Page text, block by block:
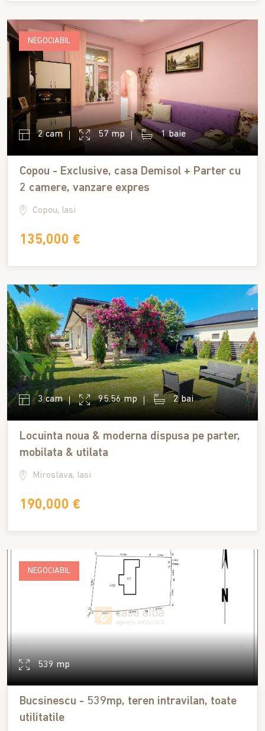
NEGOCIABIL
2 cam 57 mp 1 baie
Copou - Exclusive, casa Demisol + Parter cu
2 camere, vanzare expres
Copou, Iasi
135,000 €
3 cam 95.56 mp 2 bai
Locuinta noua & moderna dispusa pe parter,
mobilata & utilata
Miroslava, Iasi
190,000 €
NEGOCIABIL
539 mp
Bucsinescu - 539mp, teren intravilan, toate
utilitatile